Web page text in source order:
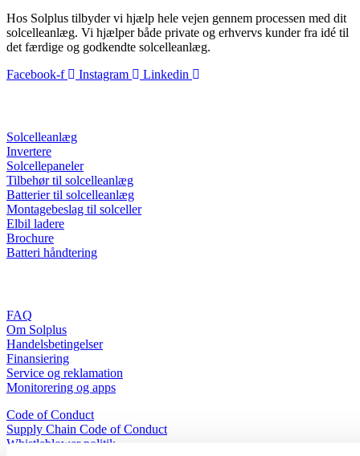
Hos Solplus tilbyder vi hjælp hele vejen gennem processen med dit
solcelleanlæg. Vi hjælper både private og erhvervs kunder fra idé til
det færdige og godkendte solcelleanlæg.
Facebook-f
Instagram Linkedin
Solcelleanlæg
Invertere
Solcellepaneler
Tilbehør til solcelleanlæg
Batterier til solcelleanlæg
Montagebeslag til solceller
Elbil ladere
Brochure
Batteri håndtering
FAQ
Om Solplus
Handelsbetingelser
Finansiering
Service og reklamation
Monitorering og apps
Code of Conduct
Supply Chain Code of Conduct
Whistleblower politik